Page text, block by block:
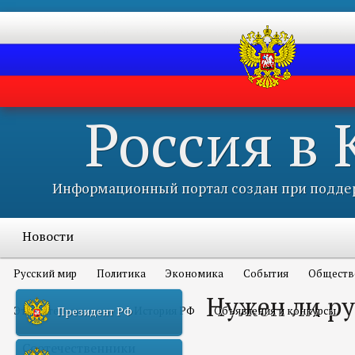
Россия в
Информационный портал создан при
Новости
Русский мир Политика Экономика События
Это интересно всем История РФ Объявления и конкурсы
Соотечественники
Президент РФ Нужен ли